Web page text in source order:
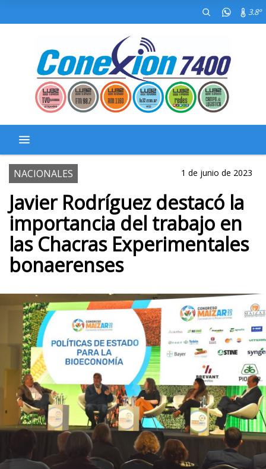
3.8º
NACIONALES 1 de junio de 2023
Javier Rodríguez destacó la
importancia del trabajo en
las Chacras Experimentales
bonaerenses